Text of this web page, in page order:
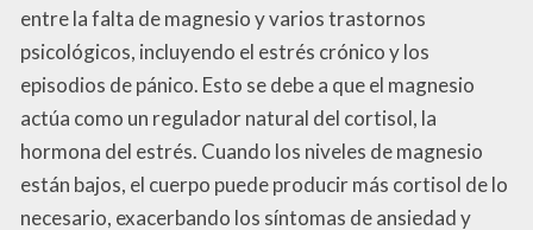
entre la falta de magnesio y varios trastornos
psicológicos, incluyendo el estrés crónico y los
episodios de pánico. Esto se debe a que el magnesio
actúa como un regulador natural del cortisol, la
hormona del estrés. Cuando los niveles de magnesio
están bajos, el cuerpo puede producir más cortisol de lo
necesario, exacerbando los síntomas de ansiedad y